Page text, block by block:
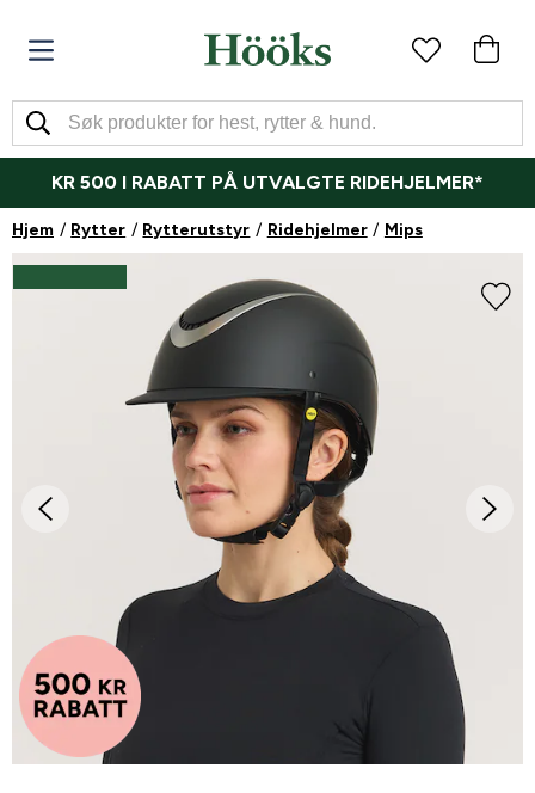
KR 500 I RABATT PÅ UTVALGTE RIDEHJELMER*
Hjem Rytter Rytterutstyr Ridehjelmer Mips